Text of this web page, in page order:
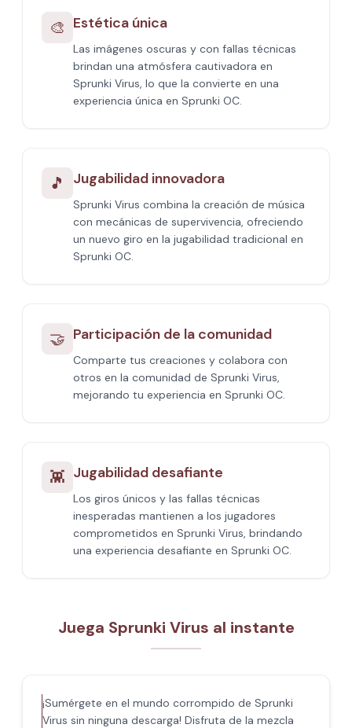
🎨 Estética única
Las imágenes oscuras y con fallas técnicas
brindan una atmósfera cautivadora en
Sprunki Virus, lo que la convierte en una
experiencia única en Sprunki OC.
🎵 Jugabilidad innovadora
Sprunki Virus combina la creación de música
con mecánicas de supervivencia, ofreciendo
un nuevo giro en la jugabilidad tradicional en
Sprunki OC.
🤝 Participación de la comunidad
Comparte tus creaciones y colabora con
otros en la comunidad de Sprunki Virus,
mejorando tu experiencia en Sprunki OC.
👾 Jugabilidad desafiante
Los giros únicos y las fallas técnicas
inesperadas mantienen a los jugadores
comprometidos en Sprunki Virus, brindando
una experiencia desafiante en Sprunki OC.
Juega Sprunki Virus al instante
¡Sumérgete en el mundo corrompido de Sprunki
Virus sin ninguna descarga! Disfruta de la mezcla